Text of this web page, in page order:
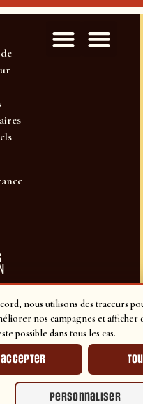
nous utilisons des traceurs
nos campagnes et afficher
possible dans tous les cas.
accepter
Personnaliser